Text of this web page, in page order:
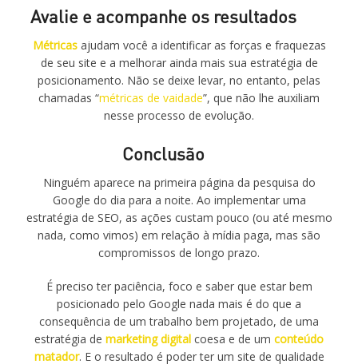
Avalie e acompanhe os resultados
Métricasajudam você a identificar as forças e fraquezas
de seu site e a melhorar ainda mais sua estratégia de
posicionamento. Não se deixe levar, no entanto, pelas
chamadas “métricas de vaidade”, que não lhe auxiliam
nesse processo de evolução.
Conclusão
Ninguém aparece na primeira página da pesquisa do
Google do dia para a noite. Ao implementar uma
estratégia de SEO, as ações custam pouco (ou até mesmo
nada, como vimos) em relação à mídia paga, mas são
compromissos de longo prazo.
É preciso ter paciência, foco e saber que estar bem
posicionado pelo Google nada mais é do que a
consequência de um trabalho bem projetado, de uma
estratégia de marketing digital coesa e de um conteúdo
matador. E o resultado é poder ter um site de qualidade